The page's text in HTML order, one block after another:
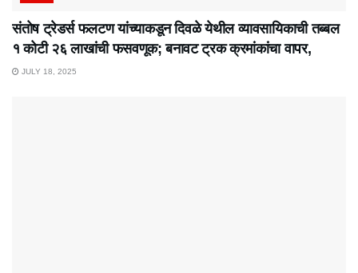
संतोष ट्रेडर्स फलटण यांच्याकडून दिवळे येथील व्यावसायिकाची तब्बल
१ कोटी २६ लाखांची फसवणूक; बनावट ट्रक क्रमांकांचा वापर,
JULY 18, 2025